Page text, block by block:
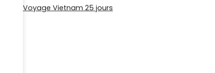
Voyage Vietnam 25 jours